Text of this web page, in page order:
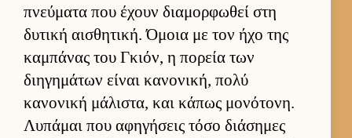
πνεύ­ματα που έχουν δια­μορ­φωθεί στη
δυτική αι­σθητική. Όμοια με τον ήχο της
καμπάνας του Γκιόν, η πορεία των
διηγημάτων εί­ναι κανονική, πολύ
κανονική μάλιστα, και κάπως μονότονη.
Λυπάμαι που αφηγήσεις τόσο διάσημες